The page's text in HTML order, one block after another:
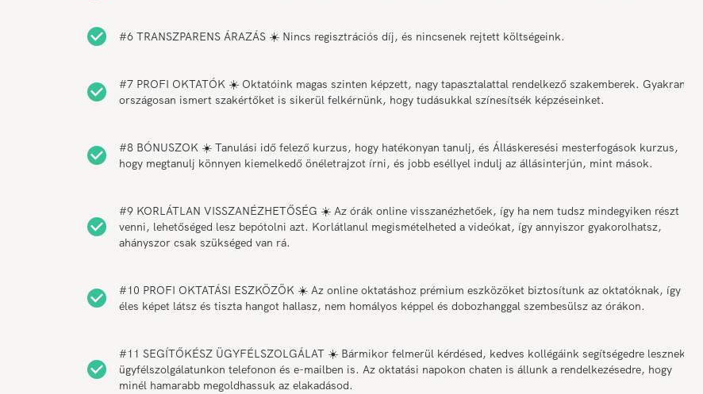
#6 TRANSZPARENS ÁRAZÁS ☀️ Nincs regisztrációs díj, és nincsenek rejtett költségeink.
#7 PROFI OKTATÓK ☀️ Oktatóink magas szinten képzett, nagy tapasztalattal rendelkező szakemberek. Gyakran
országosan ismert szakértőket is sikerül felkérnünk, hogy tudásukkal színesítsék képzéseinket.
#8 BÓNUSZOK ☀️ Tanulási idő felező kurzus, hogy hatékonyan tanulj, és Álláskeresési mesterfogások kurzus,
hogy megtanulj könnyen kiemelkedő önéletrajzot írni, és jobb eséllyel indulj az állásinterjún, mint mások.
#9 KORLÁTLAN VISSZANÉZHETŐSÉG ☀️ Az órák online visszanézhetőek, így ha nem tudsz mindegyiken részt
venni, lehetőséged lesz bepótolni azt. Korlátlanul megismételheted a videókat, így annyiszor gyakorolhatsz,
ahányszor csak szükséged van rá.
#10 PROFI OKTATÁSI ESZKÖZÖK ☀️ Az online oktatáshoz prémium eszközöket biztosítunk az oktatóknak, így
éles képet látsz és tiszta hangot hallasz, nem homályos képpel és dobozhanggal szembesülsz az órákon.
#11 SEGÍTŐKÉSZ ÜGYFÉLSZOLGÁLAT ☀️ Bármikor felmerül kérdésed, kedves kollégáink segítségedre lesznek az
ügyfélszolgálatunkon telefonon és e-mailben is. Az oktatási napokon chaten is állunk a rendelkezésedre, hogy
minél hamarabb megoldhassuk az elakadásod.